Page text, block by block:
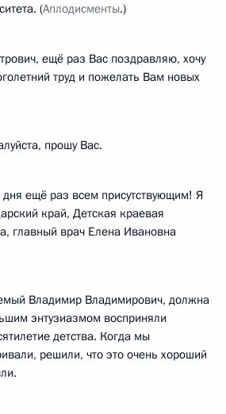
(Аплодисменты.)
ещё раз Вас поздравляю, хочу
труд и пожелать Вам новых
прошу Вас.
дня ещё раз всем присутствующим! Я
край, Детская краевая
главный врач Елена Ивановна
Владимир Владимирович, должна
энтузиазмом восприняли
детства. Когда мы
решили, что это очень хороший